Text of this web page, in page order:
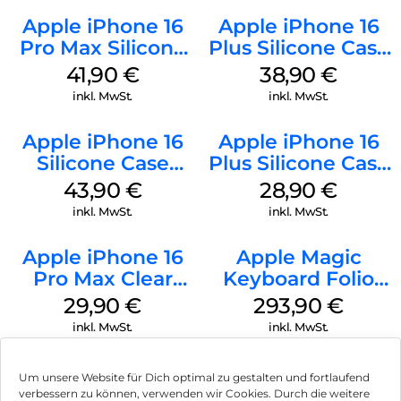
Um unsere Website für Dich optimal zu gestalten und fortlaufend
verbessern zu können, verwenden wir Cookies. Durch die weitere
Apple iPhone 16
Pro Max Silicone
Case MagSafe
Ultramarine
41,90 €
inkl. MwSt.
Apple iPhone 16
Plus Silicone Case
MagSafe Denim
38,90€
inkl. MwSt.
Apple iPhone 16
Silicone Case
MagSafe Plum
43,90 €
inkl. MwSt.
Apple iPhone 16
Plus Silicone Case
MagSafe Black
28,90€
inkl. MwSt.
Apple iPhone 16
Pro Max Clear
Case MagSafe
Transparent
29,90€
inkl. MwSt.
Apple Magic
Keyboard Folio
iPad 10.9″ (10.Gen.)
Weiß
293,90€
inkl. MwSt.